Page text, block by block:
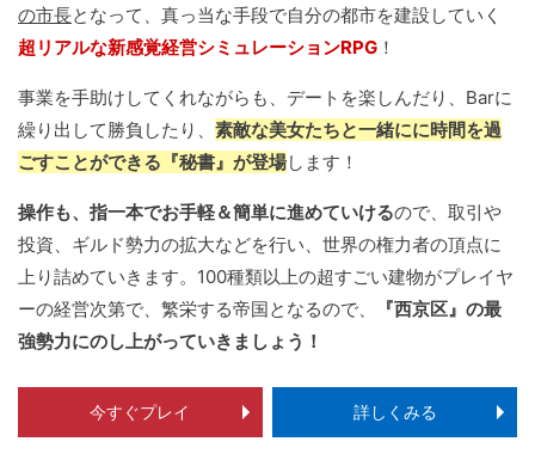
の市長となって、真っ当な手段で自分の都市を建設していく
超リアルな新感覚経営シミュレーションRPG ！
事業を手助けしてくれながらも、デートを楽しんだり、Barに
繰り出して勝負したり、 素敵な美女たちと一緒にに時間を過
ごすことができる『秘書』が登場します！
操作も、指一本でお手軽＆簡単に進めていけるので、取引や
投資、ギルド勢力の拡大などを行い、世界の権力者の頂点に
上り詰めていきます。100種類以上の超すごい建物がプレイヤ
ーの経営次第で、繁栄する帝国となるので、
『西京区』の最
強勢力にのし上がっていきましょう！
今すぐプレイ 詳しくみる